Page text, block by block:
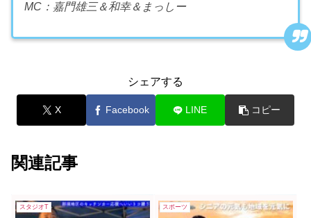
MC：嘉門雄三＆和幸＆まっしー
シェアする
X Facebook LINE コピー
関連記事
スタジオT スポーツ